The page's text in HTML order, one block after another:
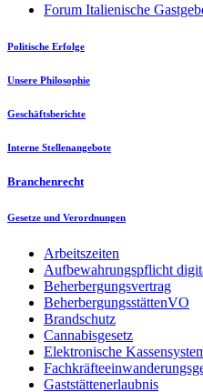
Forum Italienische
Politische Erfolge
Unsere Philosophie
Geschäftsberichte
Interne Stellenangebote
Branchenrecht
Gesetze und Verordnungen
Arbeitszeiten
Aufbewahrungspflicht
Beherbergungsvertrag
BeherbergungsstättenVO
Brandschutz
Cannabisgesetz
Elektronische
Gaststättenerlaubnis